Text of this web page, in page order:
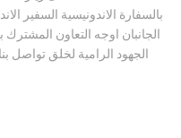
بالسفارة الاندونيسية السفير
الجانبان اوجه التعاون المشترك
الجهود الرامية لخلق تواصل